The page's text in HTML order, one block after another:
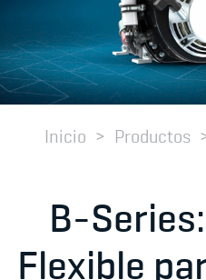
Inicio Productos
B-
Flexible